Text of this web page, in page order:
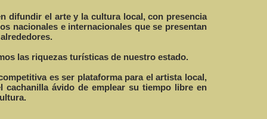
difundir el arte y la cultura local, con presencia
nacionales e internacionales que se presentan
las riquezas turísticas de nuestro estado.
es ser plataforma para el artista local,
cachanilla ávido de emplear su tiempo libre en
de California